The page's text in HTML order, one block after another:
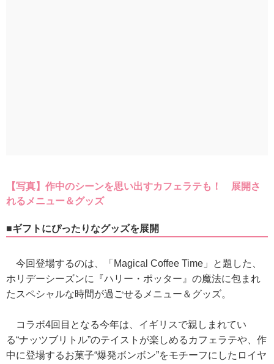
【写真】作中のシーンを思い出すカフェラテも！ 展開さ
れるメニュー＆グッズ
■ギフトにぴったりなグッズを展開
今回登場するのは、「Magical Coffee Time」と題した、
ホリデーシーズンに『ハリー・ポッター』の魔法に包まれ
たスペシャルな時間が過ごせるメニュー＆グッズ。
コラボ4回目となる今年は、イギリスで親しまれてい
る“ナッツブリトル”のテイストが楽しめるカフェラテや、作
中に登場するお菓子“爆発ボンボン”をモチーフにしたロイヤ